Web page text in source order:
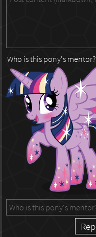
Who is this pony's mentor?